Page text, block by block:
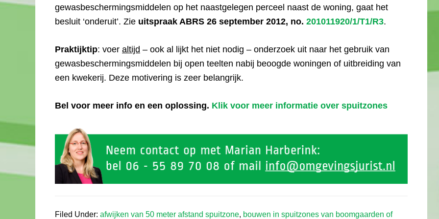
gewasbeschermingsmiddelen op het naastgelegen perceel naast de woning, gaat het
besluit ‘onderuit’. Zie uitspraak ABRS 26 september 2012, no. 201011920/1/T1/R3.
Praktijktip: voer altijd – ook al lijkt het niet nodig – onderzoek uit naar het gebruik van
gewasbeschermingsmiddelen bij open teelten nabij beoogde woningen of uitbreiding van
een kwekerij. Deze motivering is zeer belangrijk.
Bel voor meer info en een oplossing. Klik voor meer informatie over spuitzones
Filed Under: afwijken van 50 meter afstand spuitzone, bouwen in spuitzones van boomgaarden of